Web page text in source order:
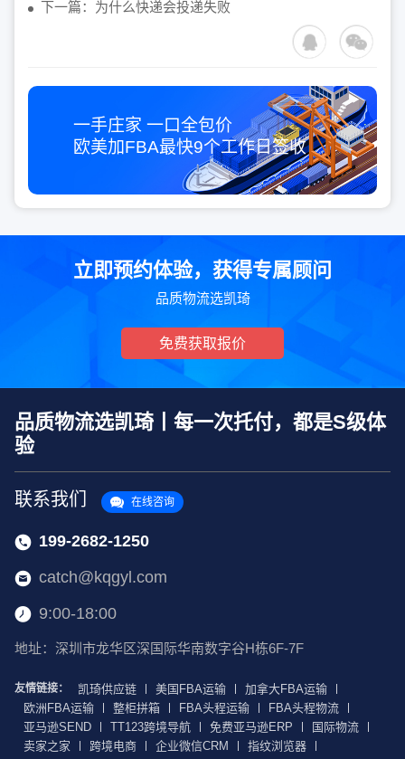
下一篇：为什么快递会投递失败
一手庄家 一口全包价
欧美加FBA最快9个工作日签收
立即预约体验，获得专属顾问
品质物流选凯琦
免费获取报价
品质物流选凯琦丨每一次托付，都是S级体
验
联系我们 在线咨询
199-2682-1250
catch@kqgyl.com
9:00-18:00
地址：深圳市龙华区深国际华南数字谷H栋6F-7F
友情链接： 凯琦供应链 美国FBA运输
加拿大FBA运输
欧洲FBA运输
整柜拼箱 FBA头程运输
FBA头程物流
亚马逊SEND
TT123跨境导航 免费亚马逊ERP
国际物流
卖家之家
跨境电商 企业微信CRM 指纹浏览器